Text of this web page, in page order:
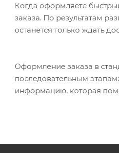
Когда оформляете
заказа. По результатам
останется только ждать
Оформление заказа в
последовательным
информацию, которая